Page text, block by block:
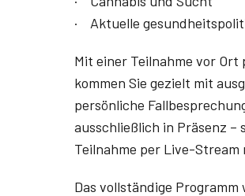
· Aktuelle
Mit einer Teilnahme vor
kommen Sie gezielt mit
persönliche
ausschließlich in Präsenz
Teilnahme per Live-Stream
Das vollständige